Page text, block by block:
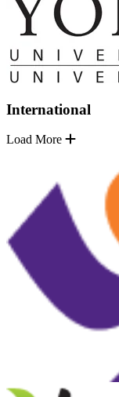
International
Load More